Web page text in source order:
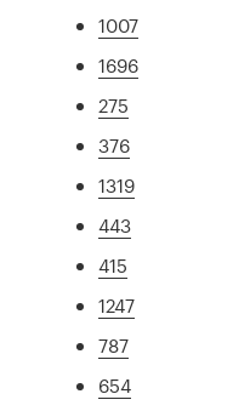
1007
1696
275
376
1319
443
415
1247
787
654